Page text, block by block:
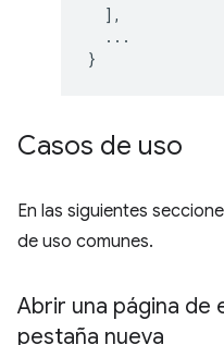
],
...
}
Casos de uso
En las siguientes
de uso comunes.
Abrir una página de
pestaña nueva